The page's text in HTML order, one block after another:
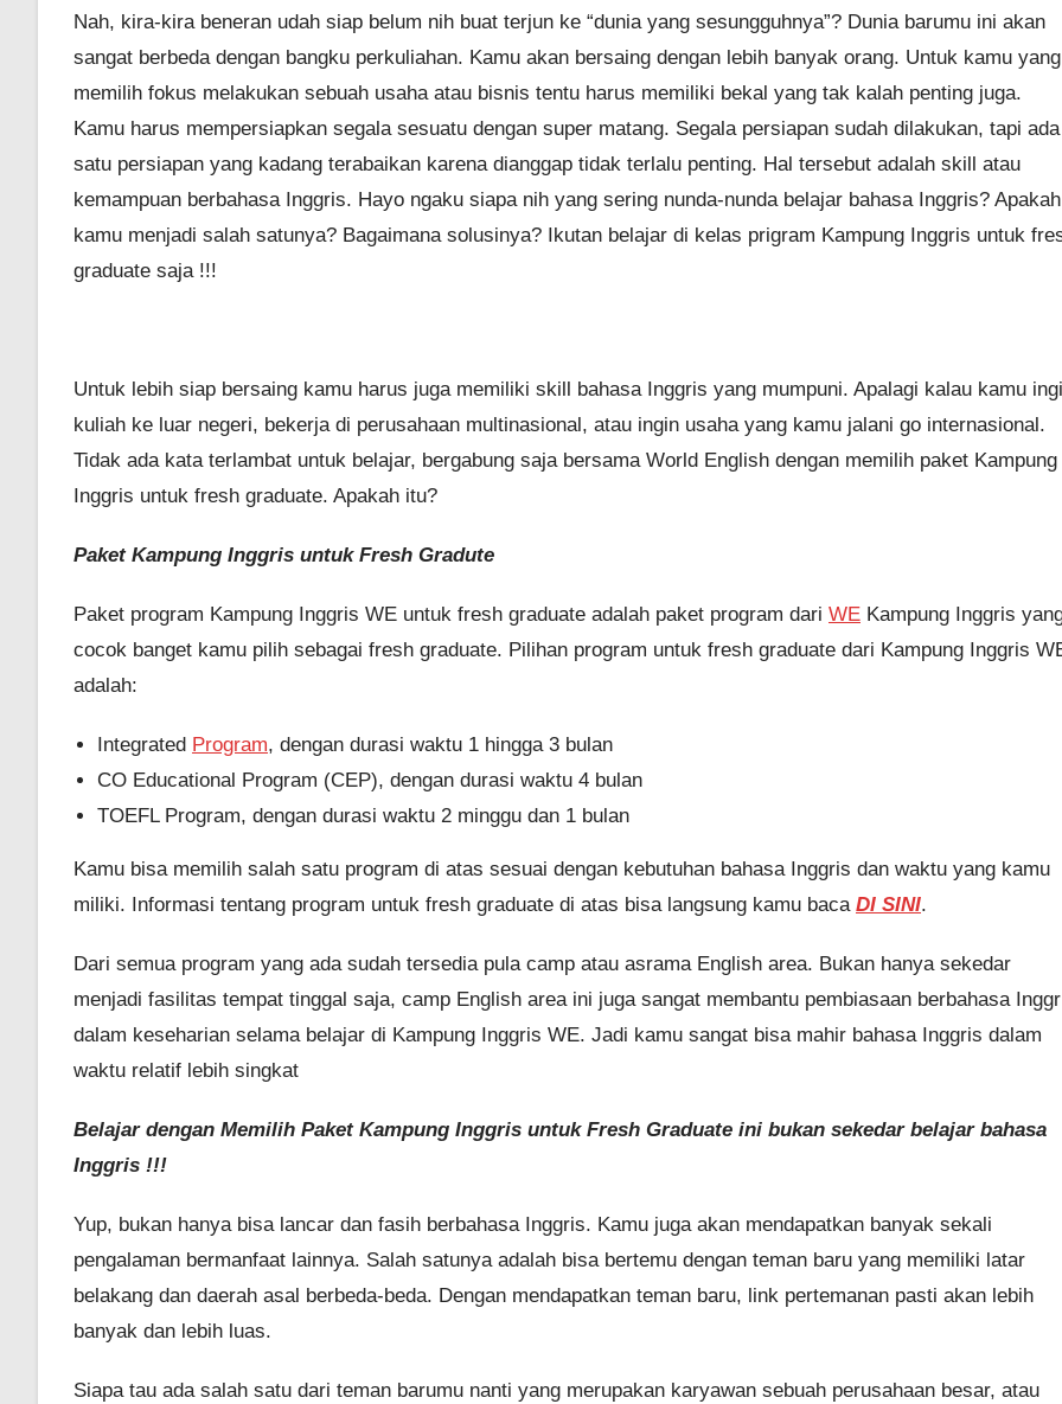
Nah, kira-kira beneran udah siap belum nih buat terjun ke “dunia yang sesungguhnya”? Dunia barumu ini akan
sangat berbeda dengan bangku perkuliahan. Kamu akan bersaing dengan lebih banyak orang. Untuk kamu yang
memilih fokus melakukan sebuah usaha atau bisnis tentu harus memiliki bekal yang tak kalah penting juga.
Kamu harus mempersiapkan segala sesuatu dengan super matang. Segala persiapan sudah dilakukan, tapi ada
satu persiapan yang kadang terabaikan karena dianggap tidak terlalu penting. Hal tersebut adalah skill atau
kemampuan berbahasa Inggris. Hayo ngaku siapa nih yang sering nunda-nunda belajar bahasa Inggris? Apakah
kamu menjadi salah satunya? Bagaimana solusinya? Ikutan belajar di kelas prigram Kampung Inggris untuk
graduate saja !!!
Untuk lebih siap bersaing kamu harus juga memiliki skill bahasa Inggris yang mumpuni. Apalagi kalau kamu
kuliah ke luar negeri, bekerja di perusahaan multinasional, atau ingin usaha yang kamu jalani go internasional.
Tidak ada kata terlambat untuk belajar, bergabung saja bersama World English dengan memilih paket Kampung
Inggris untuk fresh graduate. Apakah itu?
Paket Kampung Inggris untuk Fresh Gradute
Paket program Kampung Inggris WE untuk fresh graduate adalah paket program dari WE Kampung Inggris
cocok banget kamu pilih sebagai fresh graduate. Pilihan program untuk fresh graduate dari Kampung Inggris
adalah:
Integrated Program, dengan durasi waktu 1 hingga 3 bulan
CO Educational Program (CEP), dengan durasi waktu 4 bulan
TOEFL Program, dengan durasi waktu 2 minggu dan 1 bulan
Kamu bisa memilih salah satu program di atas sesuai dengan kebutuhan bahasa Inggris dan waktu yang kamu
miliki. Informasi tentang program untuk fresh graduate di atas bisa langsung kamu baca DI SINI.
Dari semua program yang ada sudah tersedia pula camp atau asrama English area. Bukan hanya sekedar
menjadi fasilitas tempat tinggal saja, camp English area ini juga sangat membantu pembiasaan berbahasa
dalam keseharian selama belajar di Kampung Inggris WE. Jadi kamu sangat bisa mahir bahasa Inggris dalam
waktu relatif lebih singkat
Belajar dengan Memilih Paket Kampung Inggris untuk Fresh Graduate ini bukan sekedar belajar bahasa
Inggris !!!
Yup, bukan hanya bisa lancar dan fasih berbahasa Inggris. Kamu juga akan mendapatkan banyak sekali
pengalaman bermanfaat lainnya. Salah satunya adalah bisa bertemu dengan teman baru yang memiliki latar
belakang dan daerah asal berbeda-beda. Dengan mendapatkan teman baru, link pertemanan pasti akan lebih
banyak dan lebih luas.
Siapa tau ada salah satu dari teman barumu nanti yang merupakan karyawan sebuah perusahaan besar, atau